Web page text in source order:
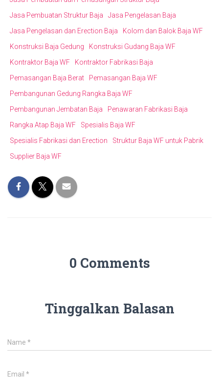
Jasa Pembuatan Struktur Baja
Jasa Pengelasan Baja
Jasa Pengelasan dan Erection Baja
Kolom dan Balok Baja WF
Konstruksi Baja Gedung
Konstruksi Gudang Baja WF
Kontraktor Baja WF
Kontraktor Fabrikasi Baja
Pemasangan Baja Berat
Pemasangan Baja WF
Pembangunan Gedung Rangka Baja WF
Pembangunan Jembatan Baja
Penawaran Fabrikasi Baja
Rangka Atap Baja WF
Spesialis Baja WF
Spesialis Fabrikasi dan Erection
Struktur Baja WF untuk Pabrik
Supplier Baja WF
0 Comments
Tinggalkan Balasan
Name *
Email *